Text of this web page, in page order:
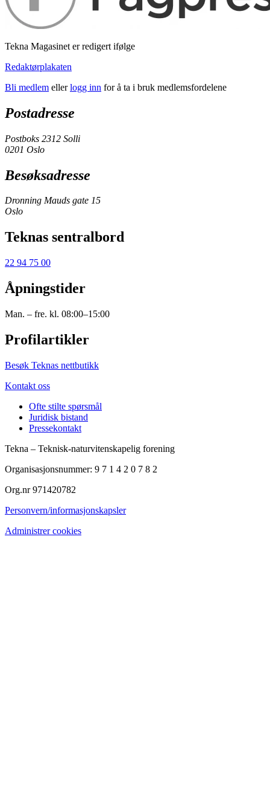
Tekna Magasinet er redigert ifølge
Redaktørplakaten
Bli medlem ellerlogg inn for å ta i bruk medlemsfordelene
Postadresse
Postboks 2312 Solli
0201 Oslo
Besøksadresse
Dronning Mauds gate 15
Oslo
Teknas sentralbord
22 94 75 00
Åpningstider
Man. – fre. kl. 08:00–15:00
Profilartikler
Besøk Teknas nettbutikk
Kontakt oss
Ofte stilte spørsmål
Juridisk bistand
Pressekontakt
Tekna – Teknisk-naturvitenskapelig forening
Organisasjonsnummer: 9 7 1 4 2 0 7 8 2
Org.nr 971420782
Personvern/informasjonskapsler
Administrer cookies